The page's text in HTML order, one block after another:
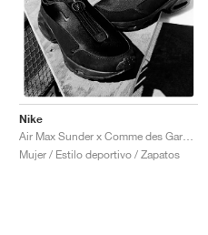
Nike
Air Max Sunder x Comme des Garçons Homme Plus "Black"
Mujer / Estilo deportivo / Zapatos